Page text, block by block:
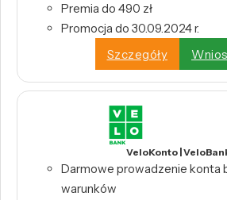
Premia do 490 zł
Promocja do 30.09.2024 r.
Szczegóły
VeloKonto |
Darmowe prowadzenie konta
warunków